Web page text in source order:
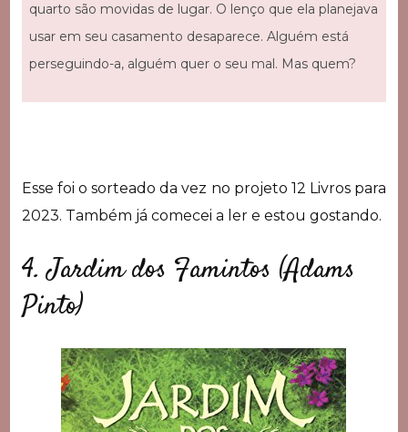
quarto são movidas de lugar. O lenço que ela planejava
usar em seu casamento desaparece. Alguém está
perseguindo-a, alguém quer o seu mal. Mas quem?
Esse foi o sorteado da vez no projeto 12 Livros para
2023. Também já comecei a ler e estou gostando.
4. Jardim dos Famintos (Adams
Pinto)